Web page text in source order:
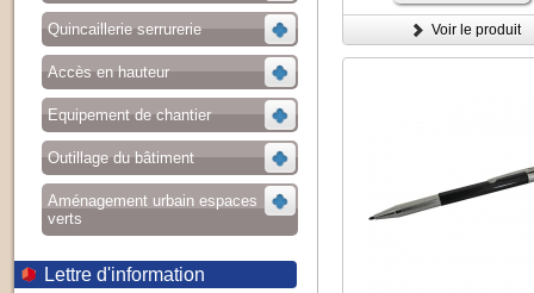
Quincaillerie serrurerie
Accès en hauteur
Equipement de chantier
Outillage du bâtiment
Aménagement urbain espaces
verts
Lettre d'information
Voir le produit